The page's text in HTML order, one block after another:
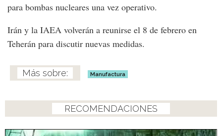
para bombas nucleares una vez operativo.
Irán y la IAEA volverán a reunirse el 8 de febrero en
Teherán para discutir nuevas medidas.
Manufactura
RECOMENDACIONES